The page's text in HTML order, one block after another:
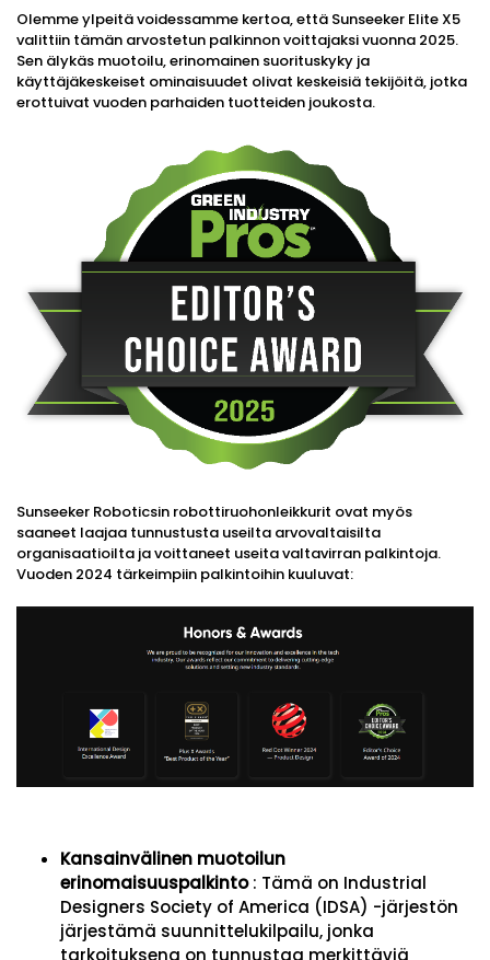
Olemme ylpeitä voidessamme kertoa, että Sunseeker Elite X5
valittiin tämän arvostetun palkinnon voittajaksi vuonna 2025.
Sen älykäs muotoilu, erinomainen suorituskyky ja
käyttäjäkeskeiset ominaisuudet olivat keskeisiä tekijöitä, jotka
erottuivat vuoden parhaiden tuotteiden joukosta.
Sunseeker Roboticsin robottiruohonleikkurit ovat myös
saaneet laajaa tunnustusta useilta arvovaltaisilta
organisaatioilta ja voittaneet useita valtavirran palkintoja.
Vuoden 2024 tärkeimpiin palkintoihin kuuluvat:
Kansainvälinen muotoilun
erinomaisuuspalkinto: Tämä on Industrial
Designers Society of America (IDSA) -järjestön
järjestämä suunnittelukilpailu, jonka
tarkoituksena on tunnustaa merkittäviä